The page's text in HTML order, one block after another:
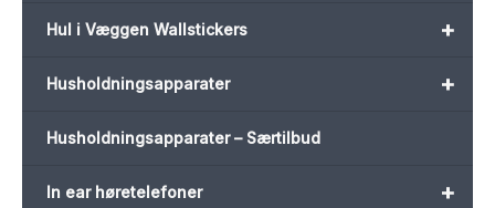
+
Hul i Væggen Wallstickers
+
Husholdningsapparater
Husholdningsapparater – Særtilbud
+
In ear høretelefoner